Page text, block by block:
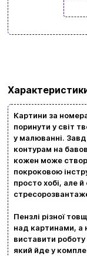
Картини за
поринути у світ
у малюванні.
контурам на
кожен може
покроковою
просто хобі, але
Пензлі різної
над картинами, а
виставити
який йде у
Ваш